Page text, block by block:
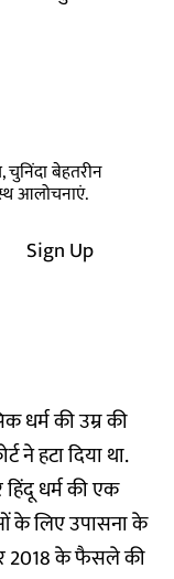
चुनिंदा बेहतरीन
आलोचनाएं.
Sign Up
धर्म की उम्र की
ने हटा दिया था.
हिंदू धर्म की एक
के लिए उपासना के
2018 के फैसले की